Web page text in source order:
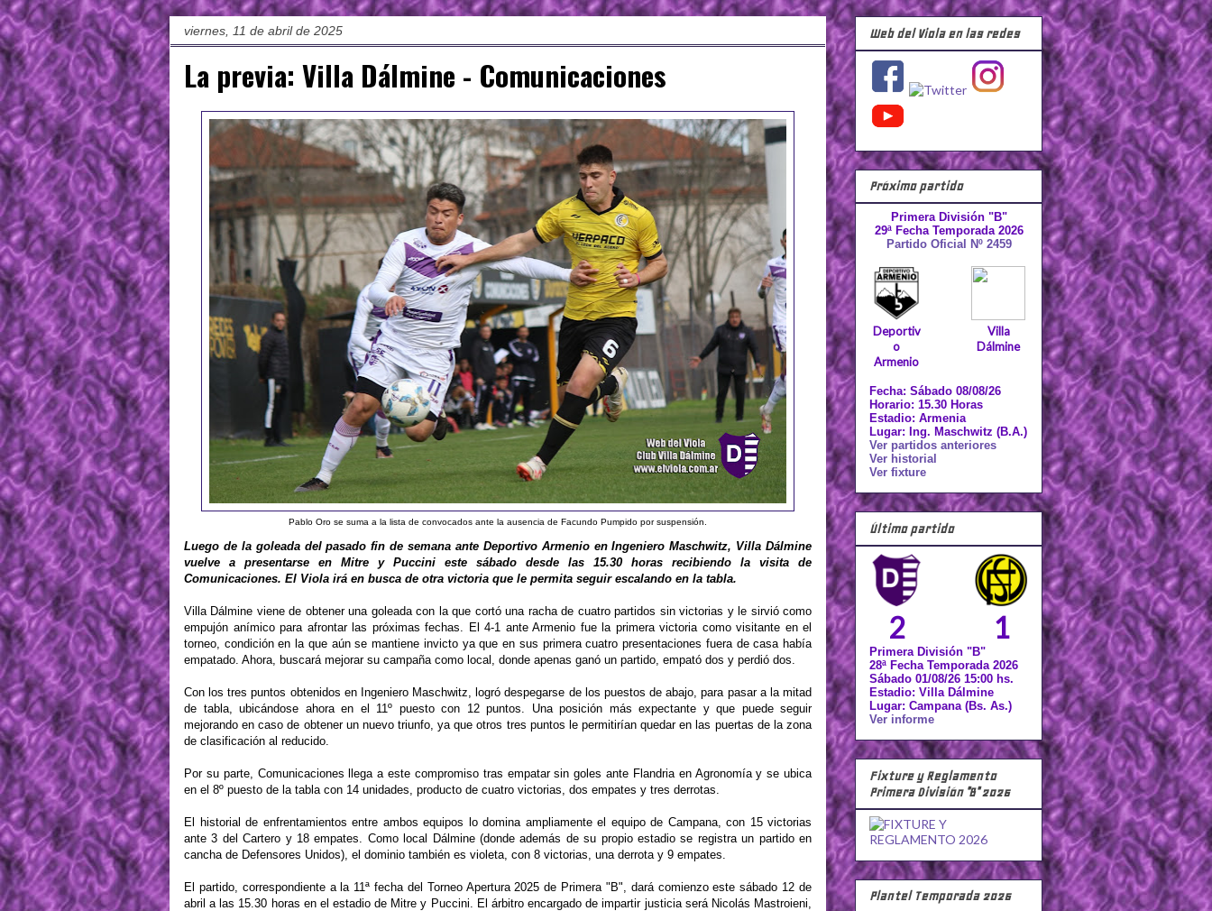
viernes, 11 de abril de 2025
La previa: Villa Dálmine - Comunicaciones
Pablo Oro se suma a la lista de convocados ante la ausencia de Facundo Pumpido por suspensión.
Luego de la goleada del pasado fin de semana ante Deportivo Armenio en Ingeniero Maschwitz, Villa Dálmine
vuelve a presentarse en Mitre y Puccini este sábado desde las 15.30 horas recibiendo la visita de
Comunicaciones. El Viola irá en busca de otra victoria que le permita seguir escalando en la tabla.
Villa Dálmine viene de obtener una goleada con la que cortó una racha de cuatro partidos sin victorias y le sirvió como
empujón anímico para afrontar las próximas fechas. El 4-1 ante Armenio fue la primera victoria como visitante en el
torneo, condición en la que aún se mantiene invicto ya que en sus primera cuatro presentaciones fuera de casa había
empatado. Ahora, buscará mejorar su campaña como local, donde apenas ganó un partido, empató dos y perdió dos.
Con los tres puntos obtenidos en Ingeniero Maschwitz, logró despegarse de los puestos de abajo, para pasar a la mitad
de tabla, ubicándose ahora en el 11º puesto con 12 puntos. Una posición más expectante y que puede seguir
mejorando en caso de obtener un nuevo triunfo, ya que otros tres puntos le permitirían quedar en las puertas de la zona
de clasificación al reducido.
Por su parte, Comunicaciones llega a este compromiso tras empatar sin goles ante Flandria en Agronomía y se ubica
en el 8º puesto de la tabla con 14 unidades, producto de cuatro victorias, dos empates y tres derrotas.
El historial de enfrentamientos entre ambos equipos lo domina ampliamente el equipo de Campana, con 15 victorias
ante 3 del Cartero y 18 empates. Como local Dálmine (donde además de su propio estadio se registra un partido en
cancha de Defensores Unidos), el dominio también es violeta, con 8 victorias, una derrota y 9 empates.
El partido, correspondiente a la 11ª fecha del Torneo Apertura 2025 de Primera "B", dará comienzo este sábado 12 de
abril a las 15.30 horas en el estadio de Mitre y Puccini. El árbitro encargado de impartir justicia será Nicolás Mastroieni,
Web del Viola en las redes
Próximo partido
Primera División "B"
29ª Fecha Temporada 2026
Partido Oficial Nº 2459
Deportiv
o
Armenio
Villa
Dálmine
Fecha: Sábado 08/08/26
Horario: 15.30 Horas
Estadio: Armenia
Lugar: Ing. Maschwitz (B.A.)
Ver partidos anteriores
Ver historial
Ver fixture
Último partido
2 1
Primera División "B"
28ª Fecha Temporada 2026
Sábado 01/08/26 15:00 hs.
Estadio: Villa Dálmine
Lugar: Campana (Bs. As.)
Ver informe
Fixture y Reglamento
Primera División "B" 2026
Plantel Temporada 2026